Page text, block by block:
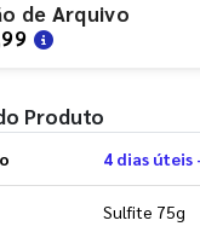
de Arquivo
Produto
4 dias
Sulfite 75g